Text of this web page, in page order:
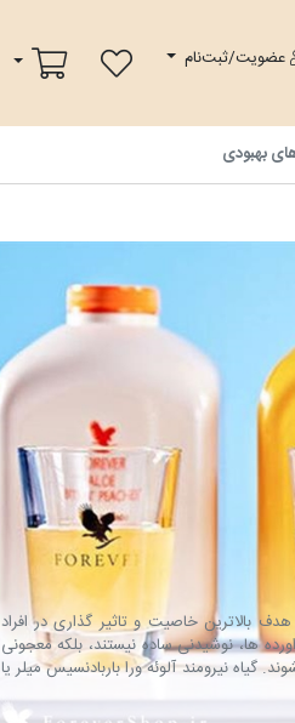
عضویت/ثبت‌نام
سبد خرید
بهبودی
بالاترین خاصیت و تاثیر گذاری در افراد
ها، نوشیدنی ساده نیستند، بلکه معجونی
گیاه نیرومند آلوئه ورا باربادنسیس میلر یا